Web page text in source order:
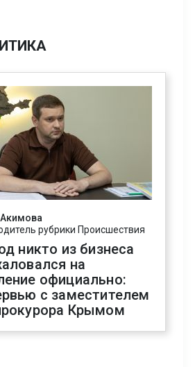
рубрики Происшествия
никто из бизнеса
на
официально:
с заместителем
Крымом